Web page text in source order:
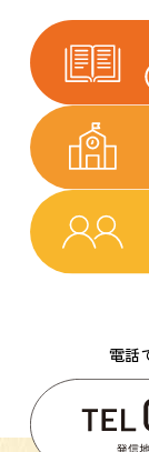
電話